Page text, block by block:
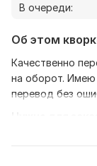
В очереди:
Об этом
Качественно
на оборот.
перевод без
Для заказа